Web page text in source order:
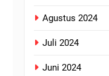
Agustus 2024
Juli 2024
Juni 2024